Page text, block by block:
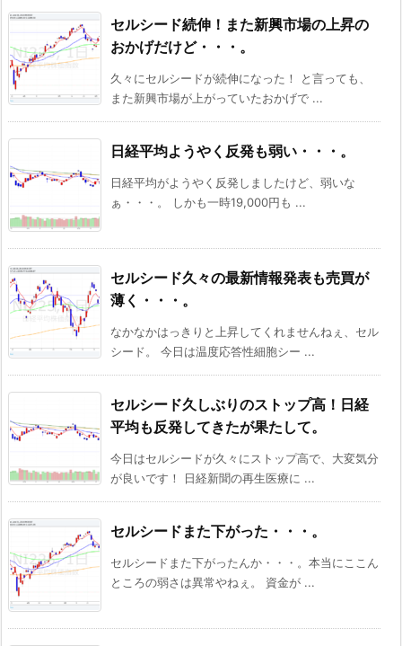
セルシード続伸！また新興市場の上昇の
おかげだけど・・・。
久々にセルシードが続伸になった！ と言っても、
また新興市場が上がっていたおかげで ...
日経平均ようやく反発も弱い・・・。
日経平均がようやく反発しましたけど、弱いな
ぁ・・・。 しかも一時19,000円も ...
セルシード久々の最新情報発表も売買が
薄く・・・。
なかなかはっきりと上昇してくれませんねぇ、セル
シード。 今日は温度応答性細胞シー ...
セルシード久しぶりのストップ高！日経
平均も反発してきたが果たして。
今日はセルシードが久々にストップ高で、大変気分
が良いです！ 日経新聞の再生医療に ...
セルシードまた下がった・・・。
セルシードまた下がったんか・・・。本当にここん
ところの弱さは異常やねぇ。 資金が ...